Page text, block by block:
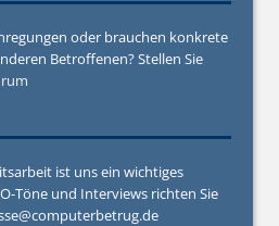
oder brauchen konkrete
Betroffenen? Stellen Sie
ist uns ein wichtiges
Töne und Interviews richten Sie